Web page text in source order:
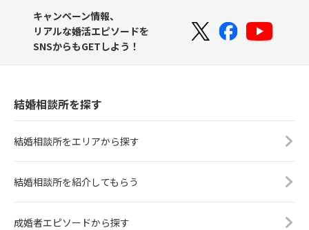
キャンペーン情報、
リアルな婚活エピソードを
SNSからもGETしよう！
結婚相談所を探す
結婚相談所をエリアから探す
結婚相談所を紹介してもらう
成婚者エピソードから探す